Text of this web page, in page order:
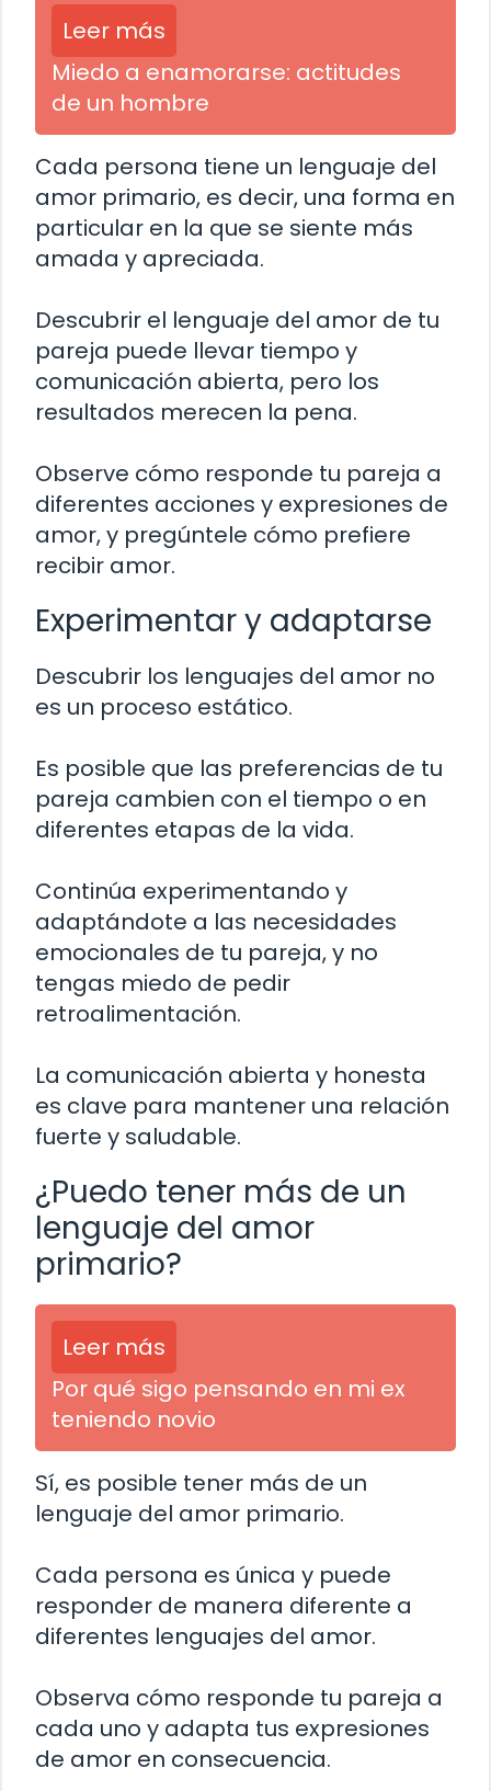
Leer más
Miedo a enamorarse: actitudes
de un hombre
Cada persona tiene un lenguaje del
amor primario, es decir, una forma en
particular en la que se siente más
amada y apreciada.
Descubrir el lenguaje del amor de tu
pareja puede llevar tiempo y
comunicación abierta, pero los
resultados merecen la pena.
Observe cómo responde tu pareja a
diferentes acciones y expresiones de
amor, y pregúntele cómo prefiere
recibir amor.
Experimentar y adaptarse
Descubrir los lenguajes del amor no
es un proceso estático.
Es posible que las preferencias de tu
pareja cambien con el tiempo o en
diferentes etapas de la vida.
Continúa experimentando y
adaptándote a las necesidades
emocionales de tu pareja, y no
tengas miedo de pedir
retroalimentación.
La comunicación abierta y honesta
es clave para mantener una relación
fuerte y saludable.
¿Puedo tener más de un
lenguaje del amor
primario?
Leer más
Por qué sigo pensando en mi ex
teniendo novio
Sí, es posible tener más de un
lenguaje del amor primario.
Cada persona es única y puede
responder de manera diferente a
diferentes lenguajes del amor.
Observa cómo responde tu pareja a
cada uno y adapta tus expresiones
de amor en consecuencia.